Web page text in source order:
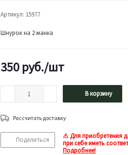
Артикул: 15977
Шнурок на 2 манка
350 руб./шт
В корзину
Рассчитать доставку
Поделиться
⚠ Для приобретения
при себе иметь
Подробнее!